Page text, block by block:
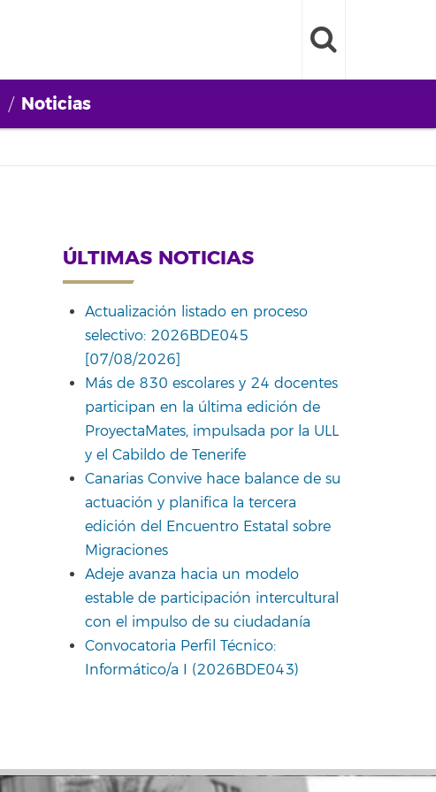
Noticias
ÚLTIMAS NOTICIAS
Actualización listado en proceso
selectivo: 2026BDE045
[07/08/2026]
Más de 830 escolares y 24 docentes
participan en la última edición de
ProyectaMates, impulsada por la ULL
y el Cabildo de Tenerife
Canarias Convive hace balance de su
actuación y planifica la tercera
edición del Encuentro Estatal sobre
Migraciones
Adeje avanza hacia un modelo
estable de participación intercultural
con el impulso de su ciudadanía
Convocatoria Perfil Técnico:
Informático/a I (2026BDE043)